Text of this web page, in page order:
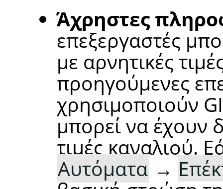
Άχρηστες
επεξεργαστές
με αρνητικές
προηγούμενες
χρησιμοποιούν
μπορεί να έχουν
τιμές καναλιού.
Αυτόματα →